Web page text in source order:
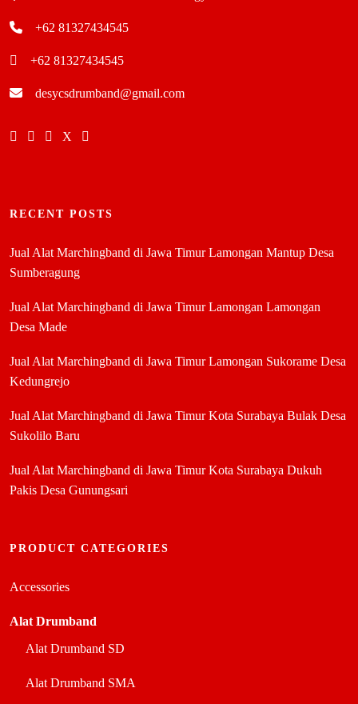
+62 81327434545
+62 81327434545
desycsdrumband@gmail.com
RECENT POSTS
Jual Alat Marchingband di Jawa Timur Lamongan Mantup Desa
Sumberagung
Jual Alat Marchingband di Jawa Timur Lamongan Lamongan
Desa Made
Jual Alat Marchingband di Jawa Timur Lamongan Sukorame Desa
Kedungrejo
Jual Alat Marchingband di Jawa Timur Kota Surabaya Bulak Desa
Sukolilo Baru
Jual Alat Marchingband di Jawa Timur Kota Surabaya Dukuh
Pakis Desa Gunungsari
PRODUCT CATEGORIES
Accessories
Alat Drumband
Alat Drumband SD
Alat Drumband SMA